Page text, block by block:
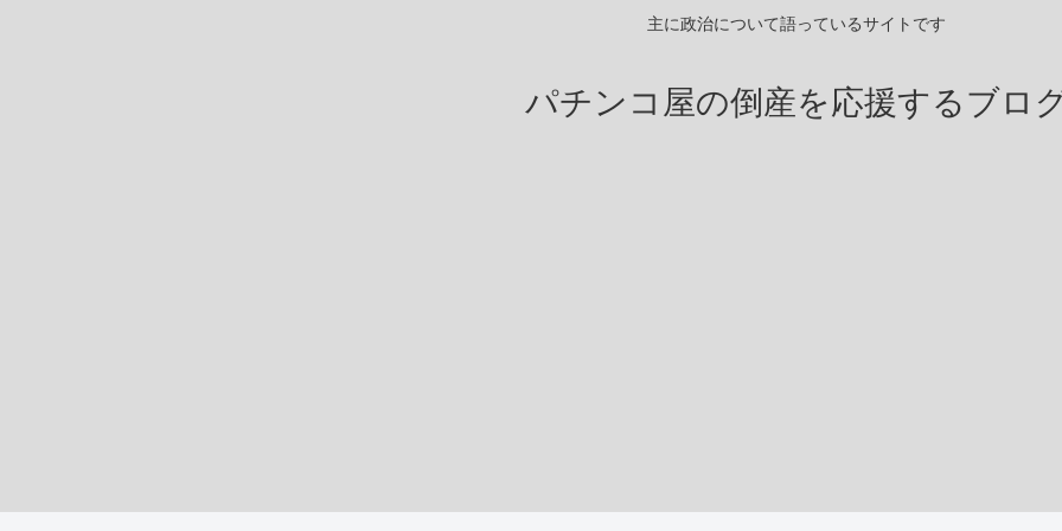
主に政治について語っているサイトです
パチンコ屋の倒産を応援するブロ